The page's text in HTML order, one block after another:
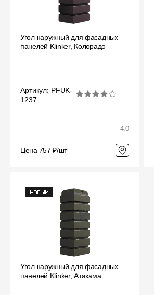
Угол наружный для фасадных
панелей Klinker, Колорадо
Артикул: PFUK-
1237
4.0
Цена 757 ₽/шт
Угол наружный для фасадных
панелей Klinker, Атакама